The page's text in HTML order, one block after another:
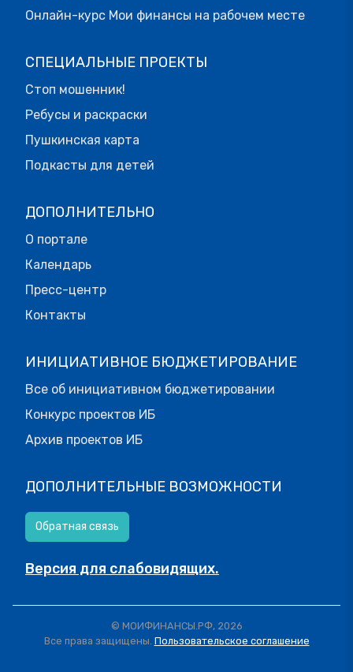
Онлайн-курс Мои финансы на рабочем месте
СПЕЦИАЛЬНЫЕ ПРОЕКТЫ
Стоп мошенник!
Ребусы и раскраски
Пушкинская карта
Подкасты для детей
ДОПОЛНИТЕЛЬНО
О портале
Календарь
Пресс-центр
Контакты
ИНИЦИАТИВНОЕ БЮДЖЕТИРОВАНИЕ
Все об инициативном бюджетировании
Конкурс проектов ИБ
Архив проектов ИБ
ДОПОЛНИТЕЛЬНЫЕ ВОЗМОЖНОСТИ
Обратная связь
Версия для слабовидящих.
© МОИФИНАНСЫ.РФ, 2026
Все права защищены. Пользовательское соглашение